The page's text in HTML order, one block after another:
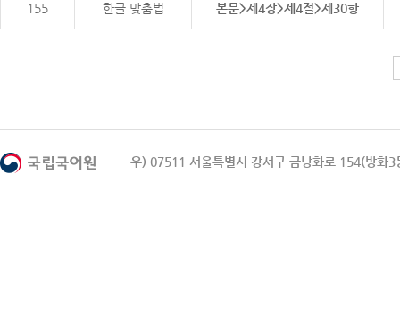
155 한글 맞춤법 본문>제4장>제4절>제30항
우) 07511 서울특별시 강서구 금낭화로 154(방화3